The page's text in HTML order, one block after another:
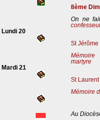
8ème
On ne
Lundi 20
St
Mémoire
martyre
Mardi 21
St
Mémoire
Au